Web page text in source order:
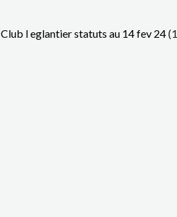
Club l eglantier statuts au 14 fev 24